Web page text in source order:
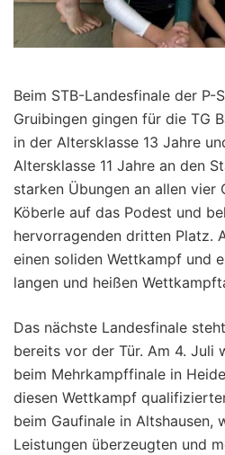
Beim STB-Landesfinale der P-
Gruibingen gingen für die TG
in der Altersklasse 13 Jahre
Altersklasse 11 Jahre an den
starken Übungen an allen vier
Köberle auf das Podest und
hervorragenden dritten Platz.
einen soliden Wettkampf und
langen und heißen
Das nächste Landesfinale
bereits vor der Tür. Am 4. Juli
beim Mehrkampffinale in
diesen Wettkampf
beim Gaufinale in Altshausen,
Leistungen überzeugten und